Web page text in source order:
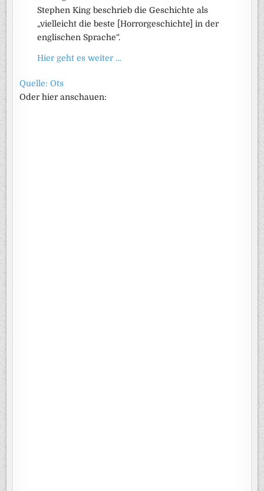
Stephen King beschrieb die Geschichte als
„vielleicht die beste [Horrorgeschichte] in der
englischen Sprache“.
Hier geht es weiter …
Quelle: Ots
Oder hier anschauen: